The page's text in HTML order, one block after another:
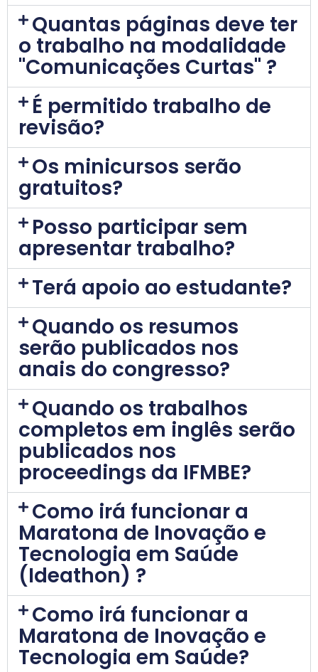
Quantas páginas deve ter
o trabalho na modalidade
"Comunicações Curtas" ?
É permitido trabalho de
revisão?
Os minicursos serão
gratuitos?
Posso participar sem
apresentar trabalho?
Terá apoio ao estudante?
Quando os resumos
serão publicados nos
anais do congresso?
Quando os trabalhos
completos em inglês serão
publicados nos
proceedings da IFMBE?
Como irá funcionar a
Maratona de Inovação e
Tecnologia em Saúde
(Ideathon) ?
Como irá funcionar a
Maratona de Inovação e
Tecnologia em Saúde?